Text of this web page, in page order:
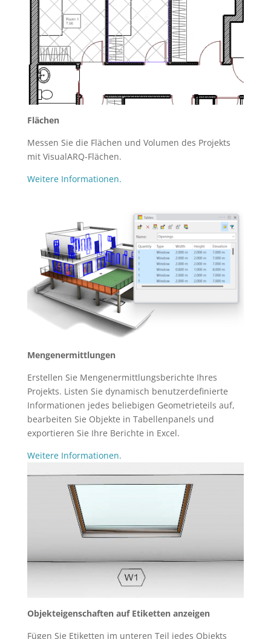
Flächen
Messen Sie die Flächen und Volumen des Projekts
mit VisualARQ-Flächen.
Weitere Informationen.
Mengenermittlungen
Erstellen Sie Mengenermittlungsberichte Ihres
Projekts. Listen Sie dynamisch benutzerdefinierte
Informationen jedes beliebigen Geometrieteils auf,
bearbeiten Sie Objekte in Tabellenpanels und
exportieren Sie Ihre Berichte in Excel.
Weitere Informationen.
Objekteigenschaften auf Etiketten anzeigen
Fügen Sie Etiketten im unteren Teil jedes Objekts